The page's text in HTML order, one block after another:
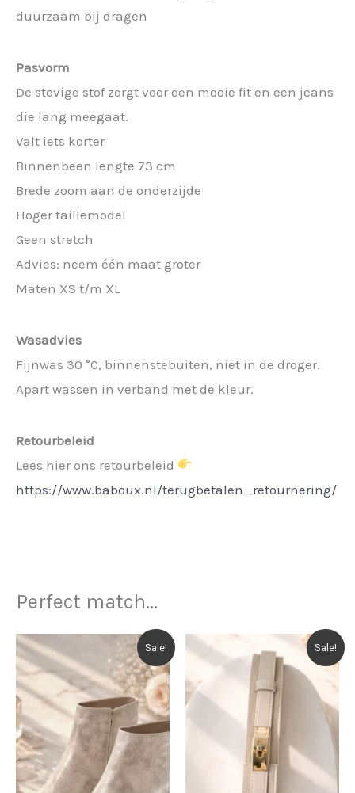
duurzaam bij dragen
Pasvorm
De stevige stof zorgt voor een mooie fit en een jeans
die lang meegaat.
Valt iets korter
Binnenbeen lengte 73 cm
Brede zoom aan de onderzijde
Hoger taillemodel
Geen stretch
Advies: neem één maat groter
Maten XS t/m XL
Wasadvies
Fijnwas 30 °C, binnenstebuiten, niet in de droger.
Apart wassen in verband met de kleur.
Retourbeleid
Lees hier ons retourbeleid
https://www.baboux.nl/terugbetalen_retournering/
Perfect match...
Sale! Sale!